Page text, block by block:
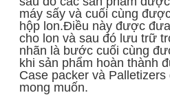
máy sấy và cuối cùng
hộp lon.Điều này được
cho lon và sau đó lưu trữ
nhãn là bước cuối cùng
khi sản phẩm hoàn thành
Case packer và
mong muốn.